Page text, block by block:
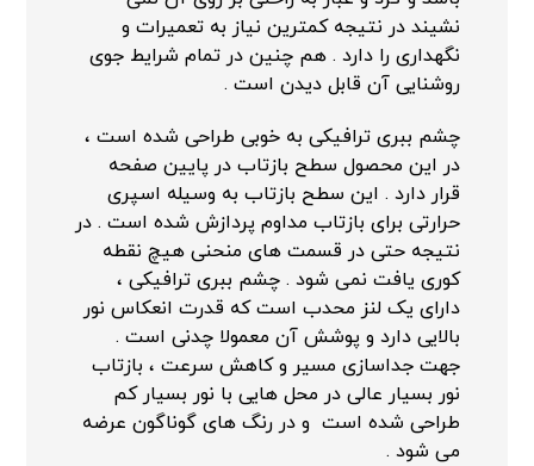
نشیند در نتیجه کمترین نیاز به تعمیرات و
نگهداری را دارد . هم چنین در تمام شرایط جوی
روشنایی آن قابل دیدن است .
چشم ببری ترافیکی به خوبی طراحی شده است ،
در این محصول سطح بازتاب در پایین صفحه
قرار دارد . این سطح بازتاب به وسیله اسپری
حرارتی برای بازتاب مداوم پردازش شده است . در
نتیجه حتی در قسمت های منحنی هیچ نقطه
کوری یافت نمی شود . چشم ببری ترافیکی ،
دارای یک لنز محدب است که قدرت انعکاس نور
بالایی دارد و پوشش آن معمولا چدنی است .
جهت جداسازی مسیر و کاهش سرعت ، بازتاب
نور بسیار عالی در محل هایی با نور بسیار کم
طراحی شده است و در رنگ های گوناگون عرضه
می شود .